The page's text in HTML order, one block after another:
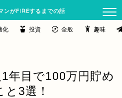
ンがFIREするまでの話
化 投資 全般 趣味
1年目で100万円貯め
3選！